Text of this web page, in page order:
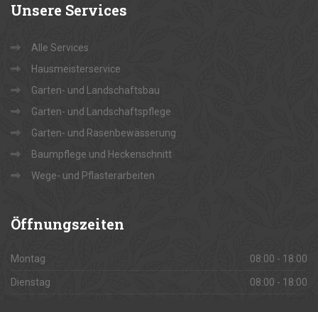
Unsere Services
Alle Services
Hausmeisterservice
Garten- und Landschaftsbau
Garten- und Landschaftspflege
Garten- und Rasenbewässerung
Baumpflege und Heckenschnitt
Wege- und Pflasterarbeiten
Öffnungszeiten
Montag 08:00 - 18:00
Dienstag 08:00 - 18:00